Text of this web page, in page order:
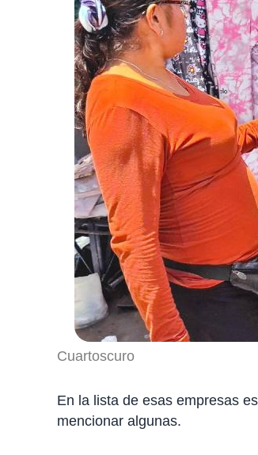
Cuartoscuro
En la lista de esas empresas
mencionar algunas.